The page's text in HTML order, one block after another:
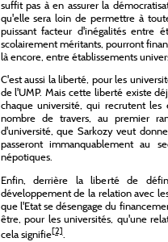
suffit pas à en assurer la
qu'elle sera loin de permettre à
puissant facteur d'inégalités entre
scolairement méritants, pourront
là encore, entre établissements
C'est aussi la liberté, pour les
de l'UMP. Mais cette liberté existe
chaque université, qui recrutent les
nombre de travers, au premier
d'université, que Sarkozy veut
passeront immanquablement au
népotiques.
Enfin, derrière la liberté de
développement de la relation avec
que l'Etat se désengage du
être, pour les universités, qu'une
cela signifie[2].